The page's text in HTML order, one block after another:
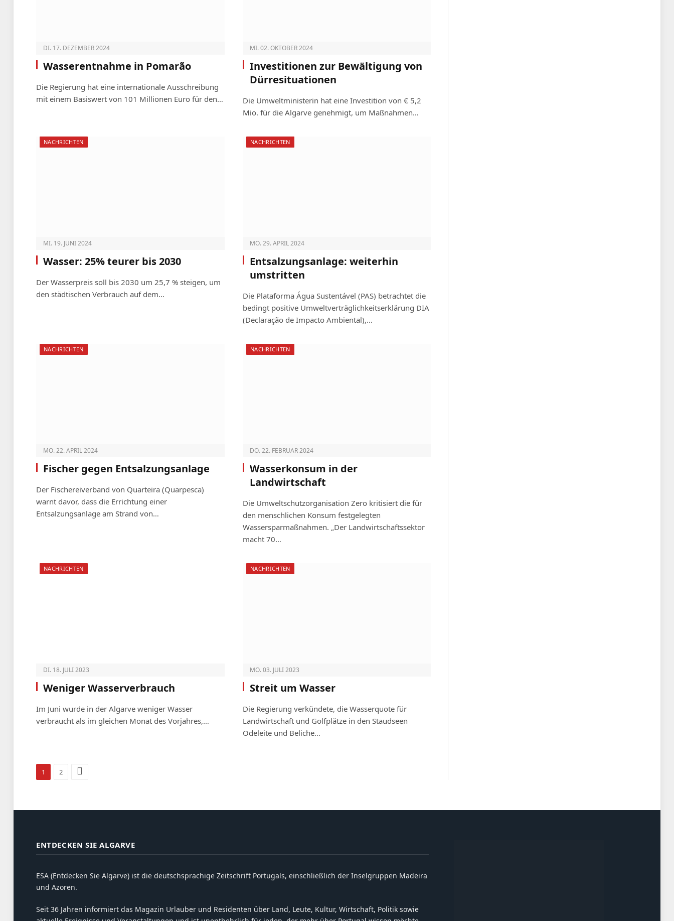
DI. 17. DEZEMBER 2024
Wasserentnahme in Pomarão
Die Regierung hat eine internationale Ausschreibung
mit einem Basiswert von 101 Millionen Euro für den…
MI. 02. OKTOBER 2024
Investitionen zur Bewältigung von
Dürre­situationen
Die Umweltministerin hat eine Investition von € 5,2
Mio. für die Algarve genehmigt, um Maßnahmen…
NACHRICHTEN
MI. 19. JUNI 2024
Wasser: 25% teurer bis 2030
Der Wasserpreis soll bis 2030 um 25,7 % steigen, um
den städtischen Verbrauch auf dem…
NACHRICHTEN
MO. 29. APRIL 2024
Entsalzungsanlage: weiterhin
umstritten
Die Plataforma Água Sustentável (PAS) betrachtet die
bedingt positive Umweltverträglichkeitserklärung DIA
(Declaração de Impacto Ambiental),…
NACHRICHTEN
MO. 22. APRIL 2024
Fischer gegen Entsalzungsanlage
Der Fischereiverband von Quarteira (Quarpesca)
warnt davor, dass die Errichtung einer
Entsalzungsanlage am Strand von…
NACHRICHTEN
DO. 22. FEBRUAR 2024
Wasserkonsum in der
Landwirtschaft
Die Umweltschutzorganisation Zero kritisiert die für
den menschlichen Konsum festgelegten
Wassersparmaßnahmen. „Der Landwirtschaftssektor
macht 70…
NACHRICHTEN
DI. 18. JULI 2023
Weniger Wasserverbrauch
Im Juni wurde in der Algarve weniger Wasser
verbraucht als im gleichen Monat des Vorjahres,…
NACHRICHTEN
MO. 03. JULI 2023
Streit um Wasser
Die Regierung verkündete, die Wasserquote für
Landwirtschaft und Golfplätze in den Staudseen
Odeleite und Beliche…
1 2 Weiter
ENTDECKEN SIE ALGARVE
ESA (Entdecken Sie Algarve) ist die deutschsprachige Zeitschrift Portugals, einschließlich der Inselgruppen Madeira
und Azoren.
Seit 36 Jahren informiert das Magazin Urlauber und Residenten über Land, Leute, Kultur, Wirtschaft, Politik sowie